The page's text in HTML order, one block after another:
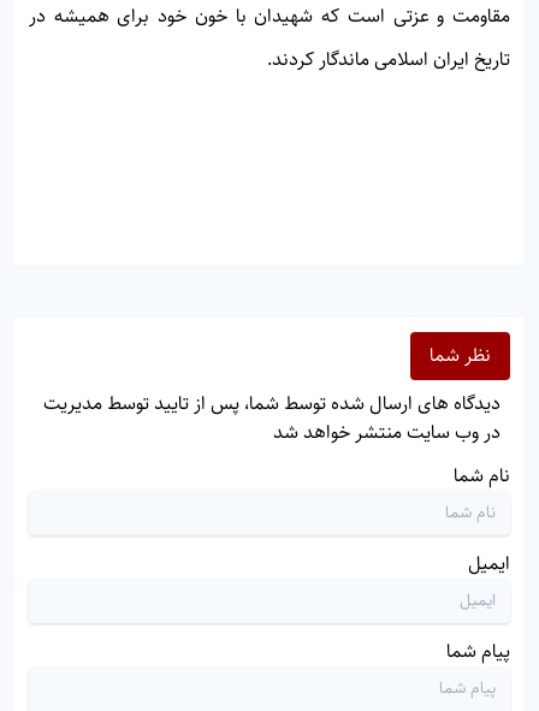
مقاومت و عزتی است که شهیدان با خون خود برای همیشه در
تاریخ ایران اسلامی ماندگار کردند.
نظر شما
دیدگاه های ارسال شده توسط شما، پس از تایید توسط مدیریت
در وب سایت منتشر خواهد شد
نام شما
ایمیل
پیام شما